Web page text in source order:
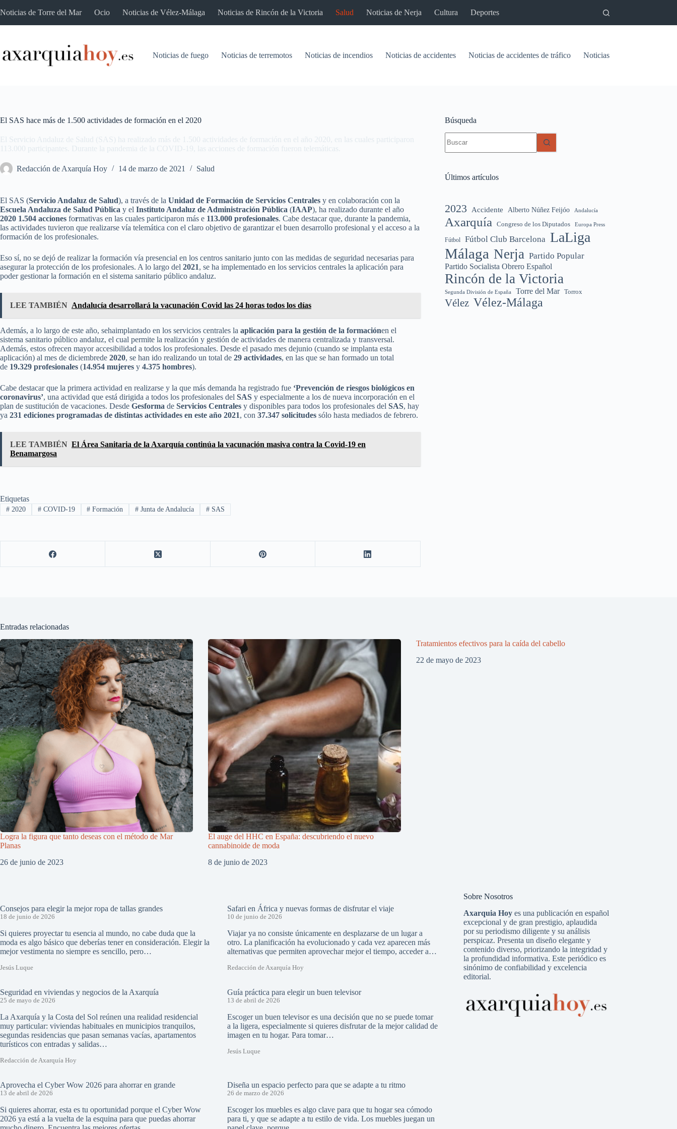
al
Noticias de Torre del Mar Ocio Noticias de Vélez-Málaga Noticias de Rincón de la Victoria Salud Noticias de Nerja Cultura Deportes
Noticias de fuego Noticias de terremotos Noticias de incendios Noticias de accidentes Noticias de accidentes de tráfico Noticias del pantano de
El SAS hace más de 1.500 actividades de formación en el 2020
El Servicio Andaluz de Salud (SAS) ha realizado más de 1.500 actividades de formación en el año 2020, en las cuales participaron
113.000 participantes. Durante la pandemia de la COVID-19, las acciones de formación fueron telemáticas.
Redacción de Axarquía Hoy 14 de marzo de 2021 Salud
El SAS (Servicio Andaluz de Salud), a través de la Unidad de Formación de Servicios Centrales y en colaboración con la
Escuela Andaluza de Salud Pública y el Instituto Andaluz de Administración Pública (IAAP), ha realizado durante el año
2020 1.504 acciones formativas en las cuales participaron más e 113.000 profesionales. Cabe destacar que, durante la pandemia,
las actividades tuvieron que realizarse vía telemática con el claro objetivo de garantizar el buen desarrollo profesional y el acceso a la
formación de los profesionales.
Eso sí, no se dejó de realizar la formación vía presencial en los centros sanitario junto con las medidas de seguridad necesarias para
asegurar la protección de los profesionales. A lo largo del 2021, se ha implementado en los servicios centrales la aplicación para
poder gestionar la formación en el sistema sanitario público andaluz.
LEE TAMBIÉN Andalucía desarrollará la vacunación Covid las 24 horas todos los días
Además, a lo largo de este año, sehaimplantado en los servicios centrales la aplicación para la gestión de la formaciónen el
sistema sanitario público andaluz, el cual permite la realización y gestión de actividades de manera centralizada y transversal.
Además, estos ofrecen mayor accesibilidad a todos los profesionales. Desde el pasado mes dejunio (cuando se implanta esta
aplicación) al mes de diciembrede 2020, se han ido realizando un total de 29 actividades, en las que se han formado un total
de 19.329 profesionales (14.954 mujeres y 4.375 hombres).
Cabe destacar que la primera actividad en realizarse y la que más demanda ha registrado fue ‘Prevención de riesgos biológicos en
coronavirus’, una actividad que está dirigida a todos los profesionales del SAS y especialmente a los de nueva incorporación en el
plan de sustitución de vacaciones. Desde Gesforma de Servicios Centrales y disponibles para todos los profesionales del SAS, hay
ya 231 ediciones programadas de distintas actividades en este año 2021, con 37.347 solicitudes sólo hasta mediados de febrero.
LEE TAMBIÉN El Área Sanitaria de la Axarquía continúa la vacunación masiva contra la Covid-19 en
Benamargosa
Etiquetas
#2020 #COVID-19 # Formación # Junta de Andalucía # SAS
Búsqueda
resultados
Últimos artículos
2023 Accidente Alberto Núñez Feijóo Andalucía
Axarquía Congreso de los Diputados Europa Press
Fútbol Fútbol Club Barcelona LaLiga
Málaga Nerja Partido Popular
Partido Socialista Obrero Español
Rincón de la Victoria
Segunda División de España Torre del Mar Torrox
Vélez Vélez-Málaga
Entradas relacionadas
Logra la figura que tanto deseas con el método de Mar
Planas
26 de junio de 2023
El auge del HHC en España: descubriendo el nuevo
cannabinoide de moda
8 de junio de 2023
Tratamientos efectivos para la caída del cabello
22 de mayo de 2023
Consejos para elegir la mejor ropa de tallas grandes
18 de junio de 2026
Si quieres proyectar tu esencia al mundo, no cabe duda que la
moda es algo básico que deberías tener en consideración. Elegir la
mejor vestimenta no siempre es sencillo, pero…
Jesús Luque
Safari en África y nuevas formas de disfrutar el viaje
10 de junio de 2026
Viajar ya no consiste únicamente en desplazarse de un lugar a
otro. La planificación ha evolucionado y cada vez aparecen más
alternativas que permiten aprovechar mejor el tiempo, acceder a…
Redacción de Axarquía Hoy
Seguridad en viviendas y negocios de la Axarquía
25 de mayo de 2026
La Axarquía y la Costa del Sol reúnen una realidad residencial
muy particular: viviendas habituales en municipios tranquilos,
segundas residencias que pasan semanas vacías, apartamentos
turísticos con entradas y salidas…
Redacción de Axarquía Hoy
Guía práctica para elegir un buen televisor
13 de abril de 2026
Escoger un buen televisor es una decisión que no se puede tomar
a la ligera, especialmente si quieres disfrutar de la mejor calidad de
imagen en tu hogar. Para tomar…
Jesús Luque
Aprovecha el Cyber Wow 2026 para ahorrar en grande
13 de abril de 2026
Si quieres ahorrar, esta es tu oportunidad porque el Cyber Wow
2026 ya está a la vuelta de la esquina para que puedas ahorrar
Diseña un espacio perfecto para que se adapte a tu ritmo
26 de marzo de 2026
Escoger los muebles es algo clave para que tu hogar sea cómodo
para ti, y que se adapte a tu estilo de vida. Los muebles juegan un
Sobre Nosotros
Axarquia Hoyes una publicación en español
excepcional y de gran prestigio, aplaudida
por su periodismo diligente y su análisis
perspicaz. Presenta un diseño elegante y
contenido diverso, priorizando la integridad y
la profundidad informativa. Este periódico es
sinónimo de confiabilidad y excelencia
editorial.